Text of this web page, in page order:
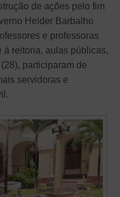
de ações pelo fim
Helder Barbalho
e professoras
à reitoria, aulas públicas,
participaram de
servidoras e